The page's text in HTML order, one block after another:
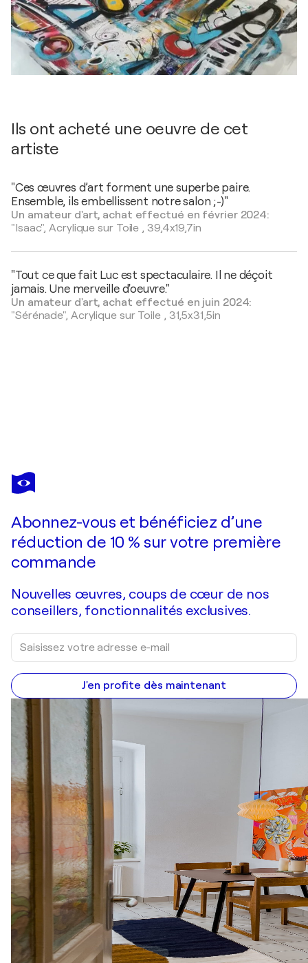
Ils ont acheté une oeuvre de cet
artiste
"Ces œuvres d’art forment une superbe paire.
Ensemble, ils embellissent notre salon ;-)"
Un amateur d'art, achat effectué en février 2024:
"Isaac",Acrylique sur Toile , 39,4x19,7in
"Tout ce que fait Luc est spectaculaire. Il ne déçoit
jamais. Une merveille d'oeuvre."
Un amateur d'art, achat effectué en juin 2024:
"Sérénade", Acrylique sur Toile, 31,5x31,5in
LUC
VILLARD
Je passe commande
Abonnez-vous et bénéficiez d’une
réduction de 10 % sur votre première
commande
Nouvelles œuvres, coups de cœur de nos
conseillers, fonctionnalités exclusives.
J'en profite dès maintenant